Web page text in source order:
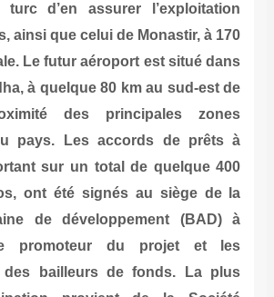
d’en assurer l’exploitation
ainsi que celui de Monastir, à 170
Le futur aéroport est situé dans
à quelque 80 km au sud-est de
des principales zones
pays. Les accords de prêts à
sur un total de quelque 400
ont été signés au siège de la
de développement (BAD) à
promoteur du projet et les
des bailleurs de fonds. La plus